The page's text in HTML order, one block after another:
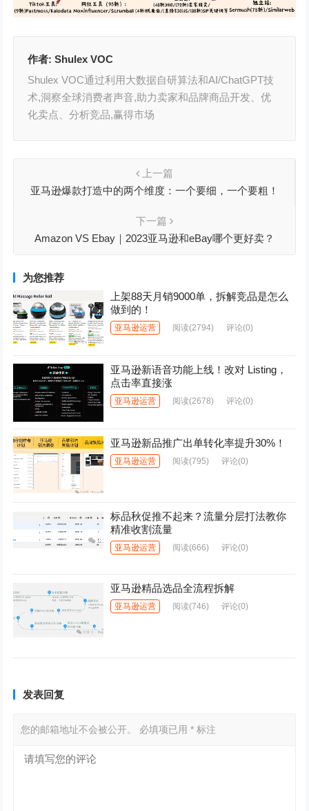
作者:Shulex VOC
Shulex VOC通过利用大数据自研算法和AI/ChatGPT技
术,洞察全球消费者声音,助力卖家和品牌商品开发、优
化卖点、分析竞品,赢得市场
上一篇
亚马逊爆款打造中的两个维度：一个要细，一个要粗！
下一篇
Amazon VS Ebay｜2023亚马逊和eBay哪个更好卖？
为您推荐
上架88天月销9000单，拆解竞品是怎么
做到的！
亚马逊运营 阅读(2794) 评论(0)
亚马逊新语音功能上线！改对 Listing，
点击率直接涨
亚马逊运营 阅读(2678) 评论(0)
亚马逊新品推广出单转化率提升30%！
亚马逊运营 阅读(795) 评论(0)
标品秋促推不起来？流量分层打法教你
精准收割流量
亚马逊运营 阅读(666) 评论(0)
亚马逊精品选品全流程拆解
亚马逊运营 阅读(746) 评论(0)
发表回复
您的邮箱地址不会被公开。 必填项已用* 标注